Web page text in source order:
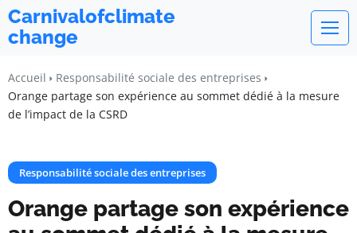
Carnivalofclimate
change
Accueil
Responsabilité sociale des entreprises
Orange partage son expérience au sommet dédié à la mesure
de l’impact de la CSRD
Responsabilité sociale des entreprises
Orange partage son expérience